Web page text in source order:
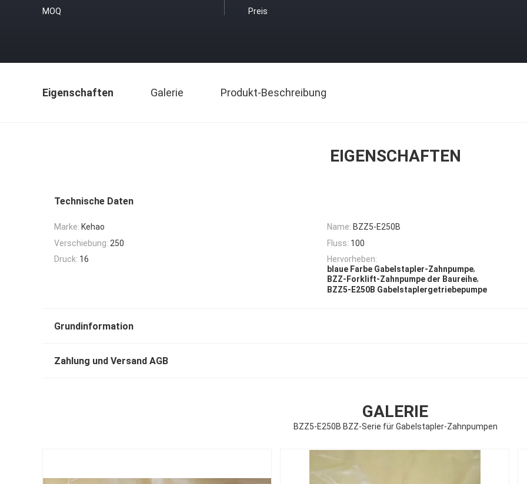
MOQ Preis
Eigenschaften Galerie Produkt-Beschreibung
EIGENSCHAFTEN
Technische Daten
Marke: Kehao Name: BZZ5-E250B
Verschiebung: 250 Fluss: 100
Druck: 16
Hervorheben:
blaue Farbe Gabelstapler-Zahnpumpe,
BZZ-Forklift-Zahnpumpe der Baureihe,
BZZ5-E250B Gabelstaplergetriebepumpe
Grundinformation
Zahlung und Versand AGB
GALERIE
BZZ5-E250B BZZ-Serie für Gabelstapler-Zahnpumpen